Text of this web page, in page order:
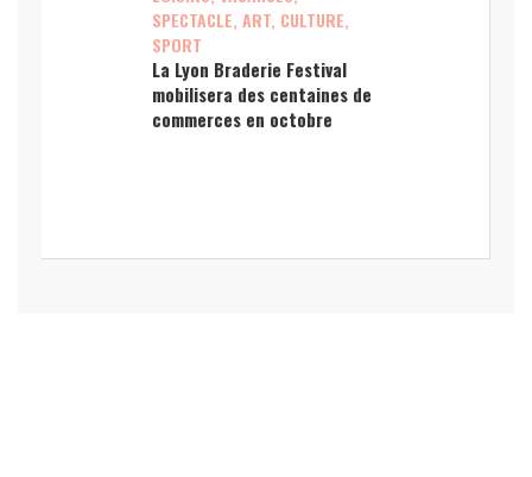
SPECTACLE, ART, CULTURE,
SPORT
La Lyon Braderie Festival
mobilisera des centaines de
commerces en octobre